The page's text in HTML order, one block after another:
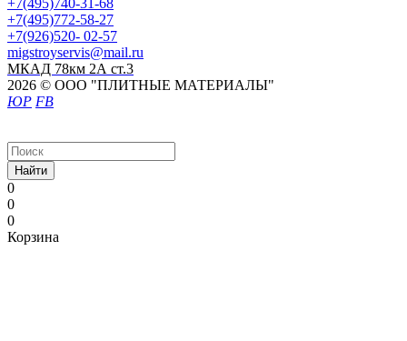
+7(495)772-58-27
+7(926)520- 02-57
migstroyservis@mail.ru
МКАД 78км 2А ст.3
2026 © ООО "ПЛИТНЫЕ МАТЕРИАЛЫ"
ЮР FB
Найти
0
0
0
Корзина